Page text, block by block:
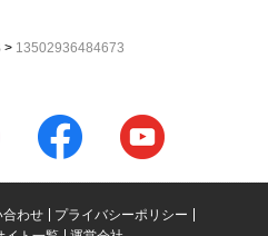
> 13502936484673
合わせ
プライバシーポリシー